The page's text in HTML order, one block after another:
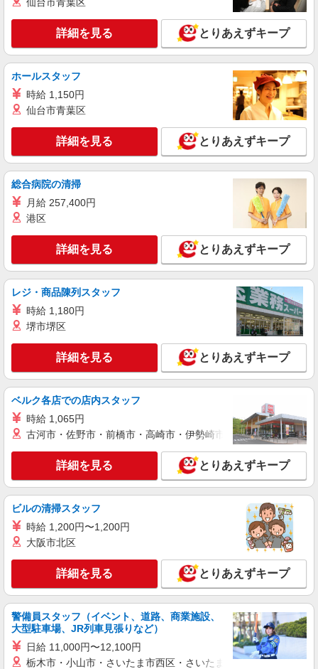
詳細を見る とりあえずキープ
ホールスタッフ
時給 1,150円
仙台市青葉区
詳細を見る とりあえずキープ
総合病院の清掃
月給 257,400円
港区
詳細を見る とりあえずキープ
レジ・商品陳列スタッフ
時給 1,180円
堺市堺区
詳細を見る とりあえずキープ
ベルク各店での店内スタッフ
時給 1,065円
古河市・佐野市・前橋市・高崎市・伊勢崎市・太田市・館林市
詳細を見る とりあえずキープ
ビルの清掃スタッフ
時給 1,200円〜1,200円
大阪市北区
詳細を見る とりあえずキープ
警備員スタッフ（イベント、道路、商業施設、
大型駐車場、JR列車見張りなど）
日給 11,000円〜12,100円
栃木市・小山市・さいたま市西区・さいたま市岩槻区・久喜市・